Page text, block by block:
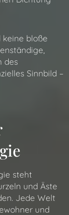
keine bloße
des
Sinnbild –
steht
und Äste
Jede Welt
und